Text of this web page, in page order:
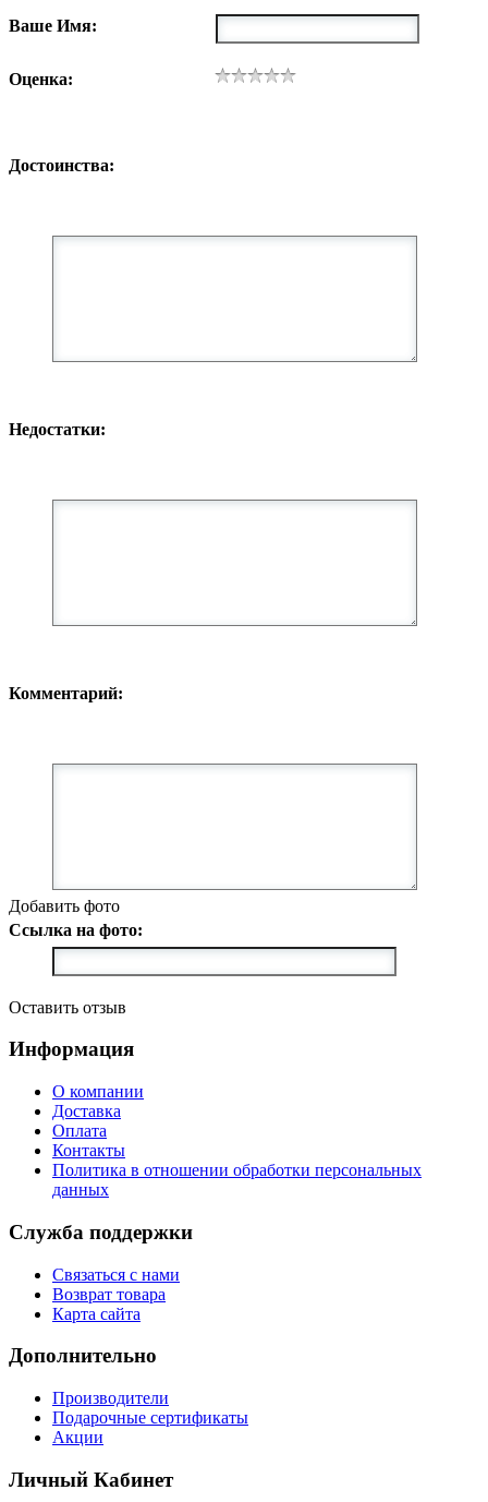
Ваше Имя:
Оценка:
Достоинства:
Недостатки:
Комментарий:
Добавить фото
Ссылка на фото:
Оставить отзыв
Информация
О компании
Доставка
Оплата
Контакты
Политика в отношении обработки персональных
данных
Служба поддержки
Связаться с нами
Возврат товара
Карта сайта
Дополнительно
Производители
Подарочные сертификаты
Акции
Личный Кабинет